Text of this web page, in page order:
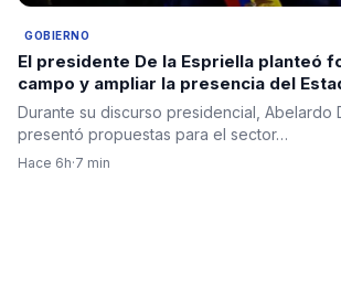
GOBIERNO
El presidente De la Espriella planteó
campo y ampliar la presencia del
regiones
Durante su discurso presidencial, Abelardo
presentó propuestas para el sector…
Hace 6h·7 min